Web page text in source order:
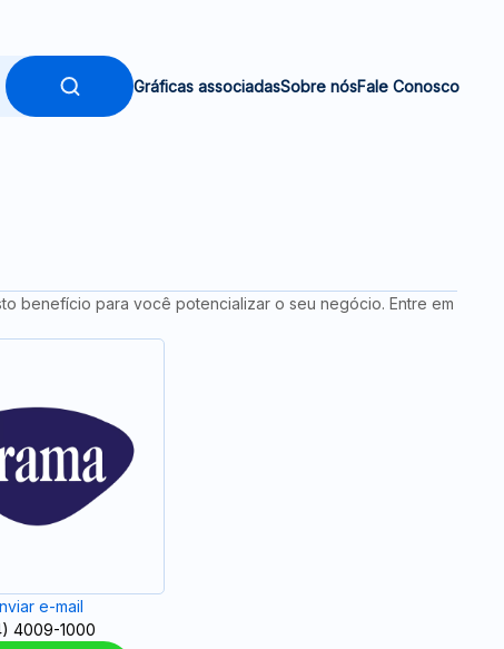
Gráficas associadasSobre nósFale Conosco
benefício para você potencializar o seu negócio. Entre em
e-mail
4009-1000